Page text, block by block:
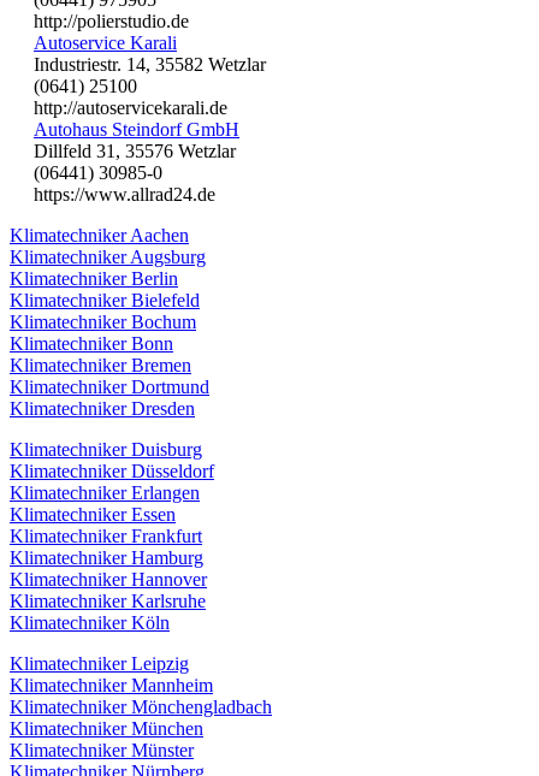
http://polierstudio.de
Autoservice Karali
Industriestr. 14, 35582 Wetzlar
(0641) 25100
http://autoservicekarali.de
Autohaus Steindorf GmbH
Dillfeld 31, 35576 Wetzlar
(06441) 30985-0
https://www.allrad24.de
Klimatechniker Aachen
Klimatechniker Augsburg
Klimatechniker Berlin
Klimatechniker Bielefeld
Klimatechniker Bochum
Klimatechniker Bonn
Klimatechniker Bremen
Klimatechniker Dortmund
Klimatechniker Dresden
Klimatechniker Duisburg
Klimatechniker Düsseldorf
Klimatechniker Erlangen
Klimatechniker Essen
Klimatechniker Frankfurt
Klimatechniker Hamburg
Klimatechniker Hannover
Klimatechniker Karlsruhe
Klimatechniker Köln
Klimatechniker Leipzig
Klimatechniker Mannheim
Klimatechniker Mönchengladbach
Klimatechniker München
Klimatechniker Münster
Klimatechniker Nürnberg